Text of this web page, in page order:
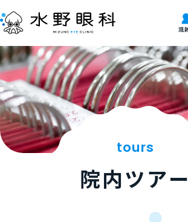
tours
院内ツアー